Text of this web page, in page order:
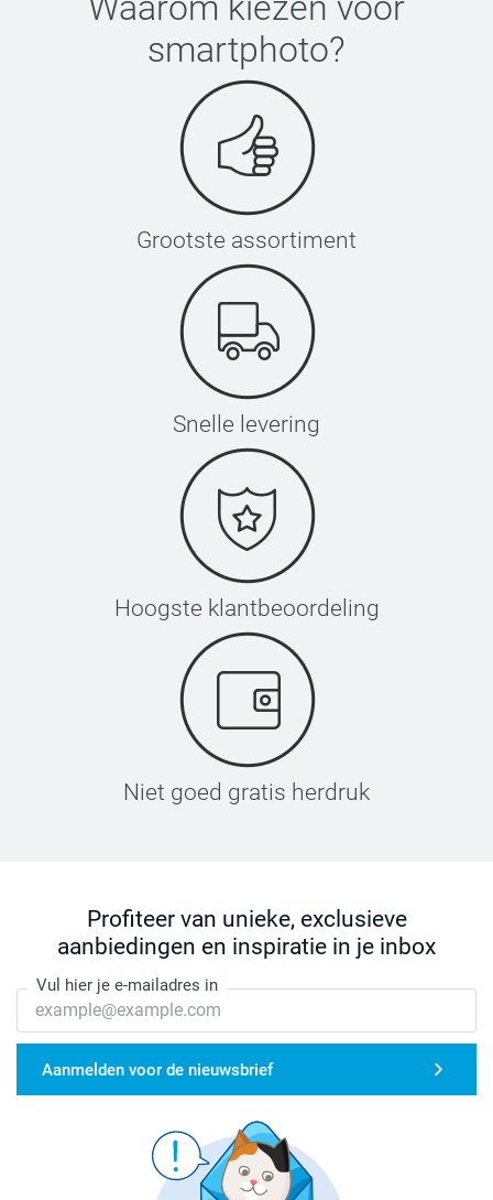
smartphoto?
Grootste assortiment
Snelle levering
Hoogste klantbeoordeling
Niet goed gratis herdruk
Profiteer van unieke, exclusieve
aanbiedingen en inspiratie in je inbox
Vul hier je e-mailadres in
Aanmelden voor de nieuwsbrief